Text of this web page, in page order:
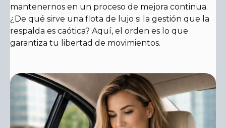
mantenernos en un proceso de mejora continua.
¿De qué sirve una flota de lujo si la gestión que la
respalda es caótica? Aquí, el orden es lo que
garantiza tu libertad de movimientos.